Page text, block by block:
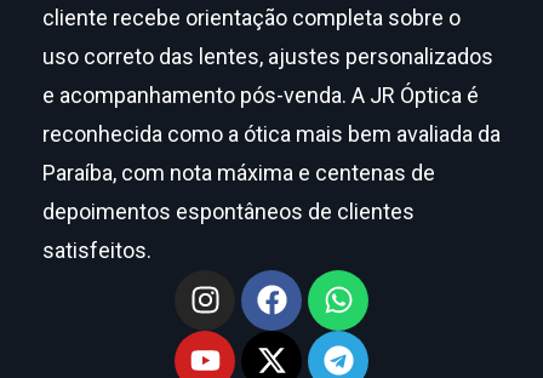
cliente recebe orientação completa sobre o
uso correto das lentes, ajustes personalizados
e acompanhamento pós-venda. A JR Óptica é
reconhecida como a ótica mais bem avaliada da
Paraíba, com nota máxima e centenas de
depoimentos espontâneos de clientes
satisfeitos.